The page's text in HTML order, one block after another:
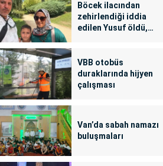
Böcek ilacından
zehirlendiği iddia
edilen Yusuf öldü,
VBB otobüs
duraklarında hijyen
çalışması
Van’da sabah namazı
buluşmaları